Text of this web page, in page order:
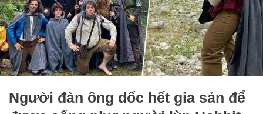
Người đàn ông dốc hết gia sản để